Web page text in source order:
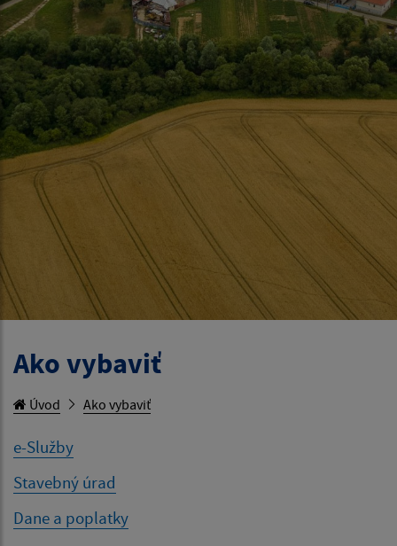
Ako vybaviť
Úvod Ako vybaviť
e-Služby
Stavebný úrad
Dane a poplatky